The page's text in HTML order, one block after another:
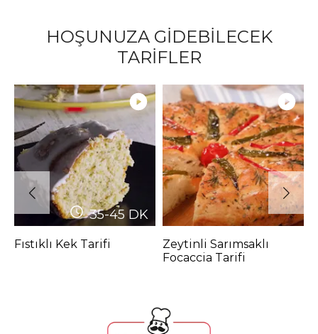
HOŞUNUZA GİDEBİLECEK
TARİFLER
35-45 DK
Fıstıklı Kek Tarifi
Zeytinli Sarımsaklı
Focaccia Tarifi